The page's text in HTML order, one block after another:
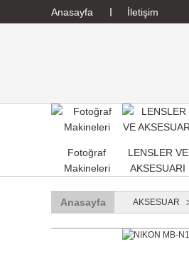
Anasayfa İletişim
Fotoğraf
Makineleri
LENSLER VE
AKSESUARI
Anasayfa AKSESUAR